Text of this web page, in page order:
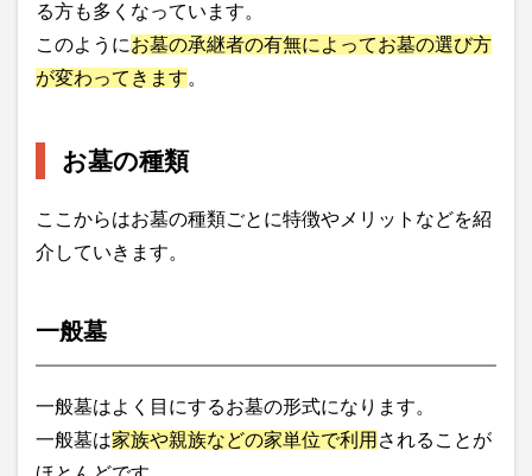
る方も多くなっています。
このようにお墓の承継者の有無によってお墓の選び方
が変わってきます。
お墓の種類
ここからはお墓の種類ごとに特徴やメリットなどを紹
介していきます。
一般墓
一般墓はよく目にするお墓の形式になります。
一般墓は家族や親族などの家単位で利用 されることが